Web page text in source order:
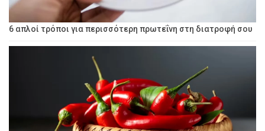
6 απλοί τρόποι για περισσότερη πρωτεΐνη στη διατροφή σου